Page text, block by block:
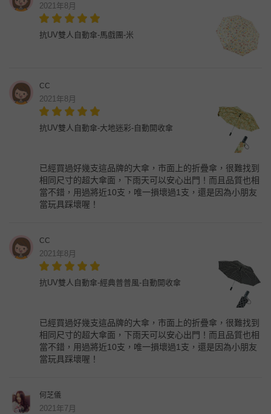
2021年8月
抗UV雙人自動傘-馬戲團-米
CC
2021年8月
抗UV雙人自動傘-大地迷彩-自動開收傘
已經買過好幾支這品牌的大傘，市面上的折疊傘，很難找到
相同尺寸的超大傘面，下雨天可以安心出門！而且品質也相
當不錯，用過將近10支，唯一損壞過1支，還是因為小朋友
當玩具踩壞喔！
CC
2021年8月
抗UV雙人自動傘-經典普普風-自動開收傘
已經買過好幾支這品牌的大傘，市面上的折疊傘，很難找到
相同尺寸的超大傘面，下雨天可以安心出門！而且品質也相
當不錯，用過將近10支，唯一損壞過1支，還是因為小朋友
當玩具踩壞喔！
何芝儀
2021年7月